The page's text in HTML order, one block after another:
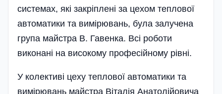
системах, які закріплені за цехом теплової
автоматики та вимірювань, була залучена
група майстра В. Гавенка. Всі роботи
виконані на високому професійному рівні.
У колективі цеху теплової автоматики та
вимірювань майстра Віталія Анатолійовича